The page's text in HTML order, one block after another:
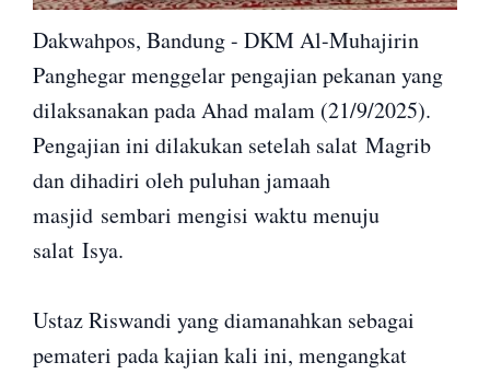
Dakwahpos, Bandung - DKM Al-Muhajirin
Panghegar menggelar pengajian pekanan yang
dilaksanakan pada Ahad malam (21/9/2025).
Pengajian ini dilakukan setelah salat Magrib
dan dihadiri oleh puluhan jamaah
masjid sembari mengisi waktu menuju
salat Isya.
Ustaz Riswandi yang diamanahkan sebagai
pemateri pada kajian kali ini, mengangkat